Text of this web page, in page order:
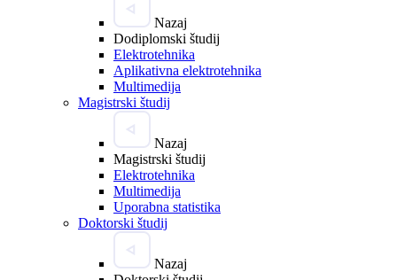
Nazaj
Dodiplomski študij
Elektrotehnika
Aplikativna elektrotehnika
Multimedija
Magistrski študij
Nazaj
Magistrski študij
Elektrotehnika
Multimedija
Uporabna statistika
Doktorski študij
Nazaj